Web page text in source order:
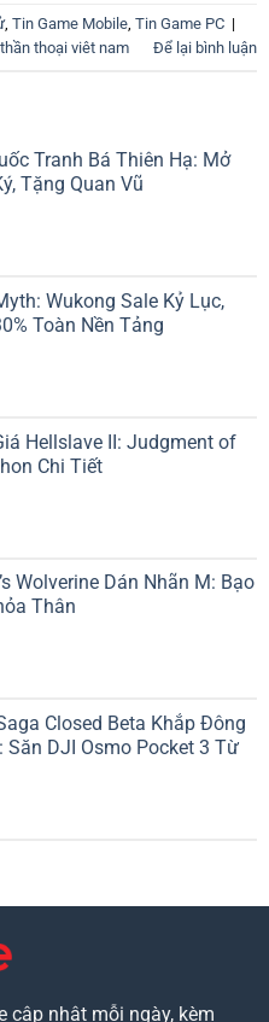
, Tin Game Mobile, Tin Game PC |
thần thoại viêt nam Để lại bình luận
Tranh Bá Thiên Hạ: Mở
Tặng Quan Vũ
Wukong Sale Kỷ Lục,
Toàn Nền Tảng
Hellslave II: Judgment of
Chi Tiết
Wolverine Dán Nhãn M: Bạo
Thân
Closed Beta Khắp Đông
Săn DJI Osmo Pocket 3 Từ
cập nhật mỗi ngày, kèm